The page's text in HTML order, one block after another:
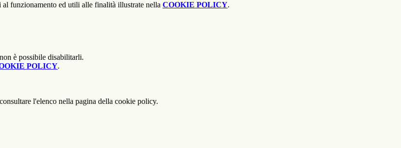
funzionamento ed utili alle finalità illustrate nella COOKIE POLICY.
è possibile disabilitarli.
POLICY.
l'elenco nella pagina della cookie policy.